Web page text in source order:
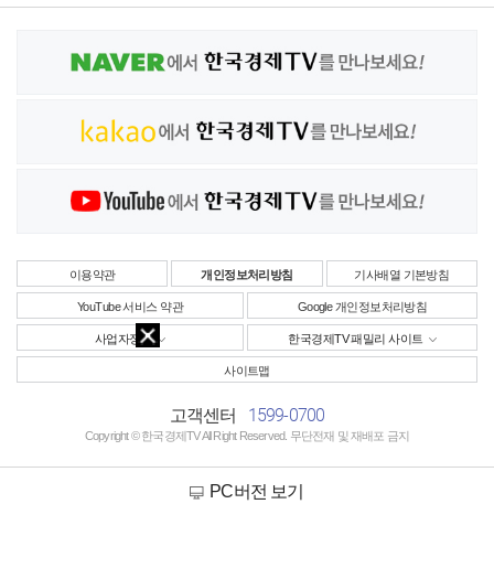
이용약관 개인정보처리방침 기사배열 기본방침
YouTube 서비스 약관 Google 개인정보처리방침
사업자정보 한국경제TV 패밀리 사이트
사이트맵
고객센터 1599-0700
Copyright © 한국경제TV All Right Reserved. 무단전재 및 재배포 금지
PC버전 보기